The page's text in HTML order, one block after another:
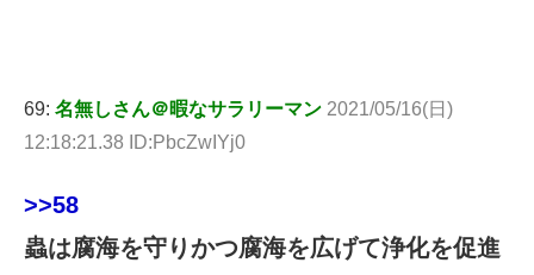
69: 名無しさん＠暇なサラリーマン 2021/05/16(日)
12:18:21.38 ID:PbcZwIYj0
>>58
蟲は腐海を守りかつ腐海を広げて浄化を促進